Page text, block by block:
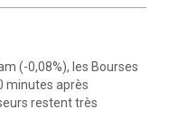
(-0,08%), les Bourses
minutes après
restent très